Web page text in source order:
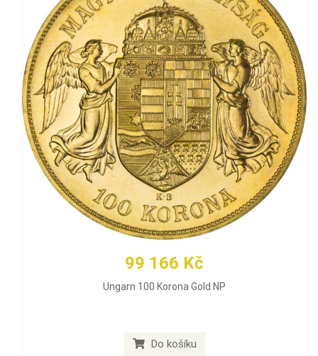
99 166 Kč
Ungarn 100 Korona Gold NP
Do košíku